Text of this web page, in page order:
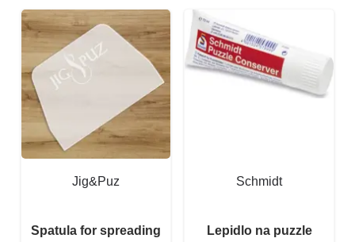
Jig&Puz
Spatula for spreading
Schmidt
Lepidlo na puzzle